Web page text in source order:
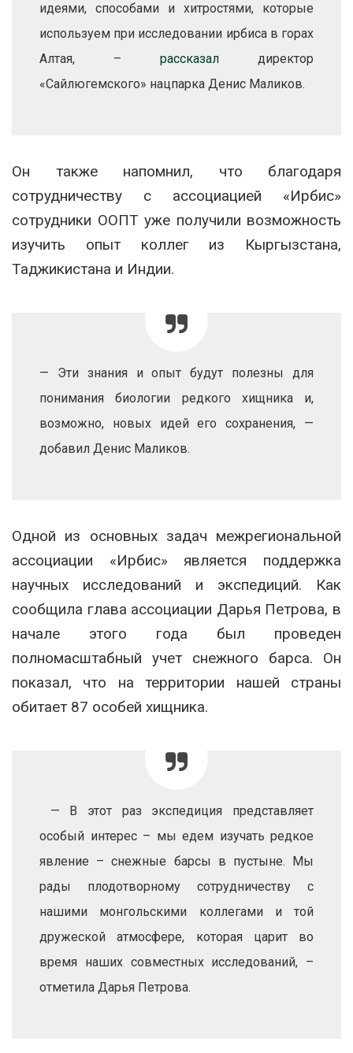
идеями, способами и хитростями, которые
используем при исследовании ирбиса в горах
Алтая, – рассказал директор
«Сайлюгемского» нацпарка Денис Маликов.
Он также напомнил, что благодаря
сотрудничеству с ассоциацией «Ирбис»
сотрудники ООПТ уже получили возможность
изучить опыт коллег из Кыргызстана,
Таджикистана и Индии.
— Эти знания и опыт будут полезны для
понимания биологии редкого хищника и,
возможно, новых идей его сохранения, —
добавил Денис Маликов.
Одной из основных задач межрегиональной
ассоциации «Ирбис» является поддержка
научных исследований и экспедиций. Как
сообщила глава ассоциации Дарья Петрова, в
начале этого года был проведен
полномасштабный учет снежного барса. Он
показал, что на территории нашей страны
обитает 87 особей хищника.
— В этот раз экспедиция представляет
особый интерес – мы едем изучать редкое
явление – снежные барсы в пустыне. Мы
рады плодотворному сотрудничеству с
нашими монгольскими коллегами и той
дружеской атмосфере, которая царит во
время наших совместных исследований, –
отметила Дарья Петрова.